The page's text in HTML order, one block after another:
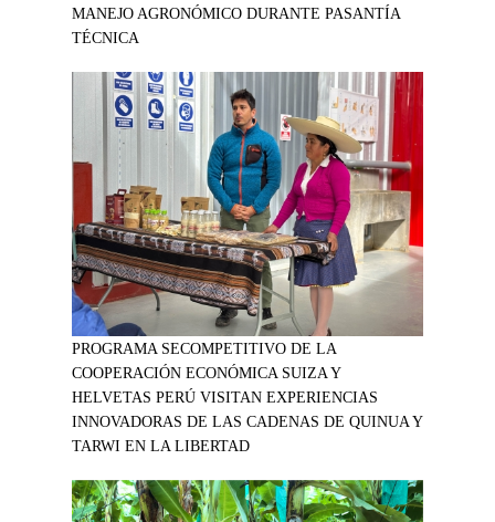
MANEJO AGRONÓMICO DURANTE PASANTÍA
TÉCNICA
PROGRAMA SECOMPETITIVO DE LA
COOPERACIÓN ECONÓMICA SUIZA Y
HELVETAS PERÚ VISITAN EXPERIENCIAS
INNOVADORAS DE LAS CADENAS DE QUINUA Y
TARWI EN LA LIBERTAD